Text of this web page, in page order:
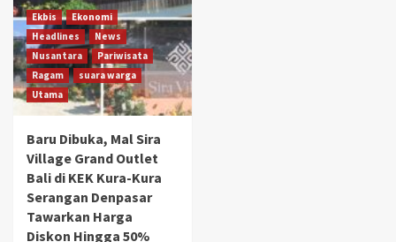
Ekbis
Ekonomi
Headlines
News
Nusantara
Pariwisata
Ragam
suara warga
Utama
Baru Dibuka, Mal Sira
Village Grand Outlet
Bali di KEK Kura-Kura
Serangan Denpasar
Tawarkan Harga
Diskon Hingga 50%